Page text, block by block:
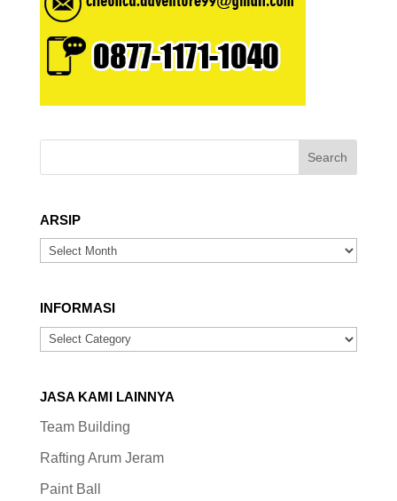
ARSIP
ARSIP
INFORMASI
INFORMASI
JASA KAMI LAINNYA
Team Building
Rafting Arum Jeram
Paint Ball